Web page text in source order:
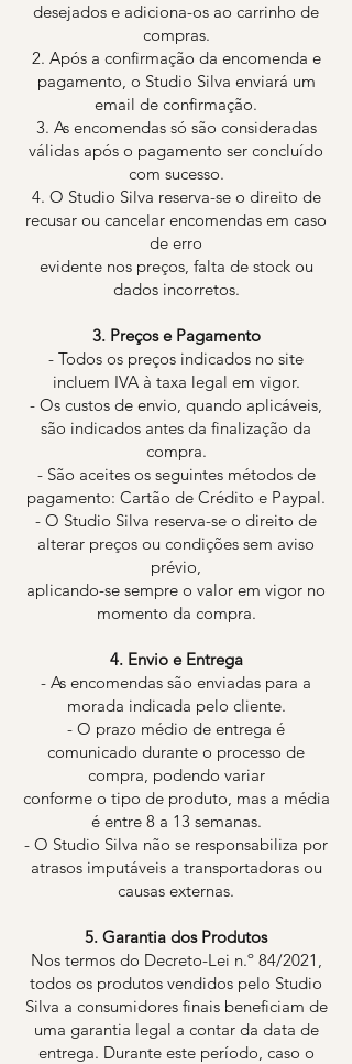
desejados e adiciona-os ao carrinho de
compras.
2. Após a confirmação da encomenda e
pagamento, o Studio Silva enviará um
email de confirmação.
3. As encomendas só são consideradas
válidas após o pagamento ser concluído
com sucesso.
4. O Studio Silva reserva-se o direito de
recusar ou cancelar encomendas em caso
de erro
evidente nos preços, falta de stock ou
dados incorretos.
3. Preços e Pagamento
- Todos os preços indicados no site
incluem IVA à taxa legal em vigor.
- Os custos de envio, quando aplicáveis,
são indicados antes da finalização da
compra.
- São aceites os seguintes métodos de
pagamento: Cartão de Crédito e Paypal.
- O Studio Silva reserva-se o direito de
alterar preços ou condições sem aviso
prévio,
aplicando-se sempre o valor em vigor no
momento da compra.
4. Envio e Entrega
- As encomendas são enviadas para a
morada indicada pelo cliente.
- O prazo médio de entrega é
comunicado durante o processo de
compra, podendo variar
conforme o tipo de produto, mas a média
é entre 8 a 13 semanas.
- O Studio Silva não se responsabiliza por
atrasos imputáveis a transportadoras ou
causas externas.
5. Garantia dos Produtos
Nos termos do Decreto-Lei n.º 84/2021,
todos os produtos vendidos pelo Studio
Silva a consumidores finais beneficiam de
uma garantia legal a contar da data de
entrega. Durante este período, caso o